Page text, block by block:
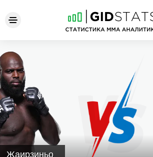
UFC Fight Night
Жаирзиньо